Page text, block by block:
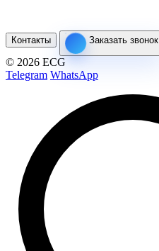
Контакты Заказать звонок
© 2026 ECG
Telegram WhatsApp